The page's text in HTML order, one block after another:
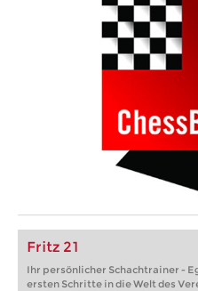
Fritz 21
Ihr persönlicher Schachtrainer -
ersten Schritte in die Welt des